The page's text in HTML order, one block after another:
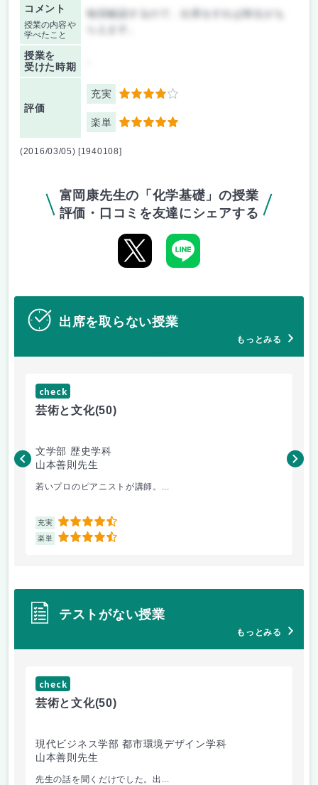
コメント
授業の内容や
学べたこと
毎回確認するので、出席をすれば単位がも
授業を
受けた時期
評価
充実 4
楽単 5
(2016/03/05) [1940108]
富岡康先生の「化学基礎」の授業
評価・口コミを友達にシェアする
出席を取らない授業
もっとみる
check
芸術と文化(50)
文学部 歴史学科
山本善則先生
若いプロのピアニストが講師。...
充実 4.5
楽単 4.5
山
テストがない授業
もっとみる
check
芸術と文化(50)
現代ビジネス学部 都市環境デザイン学科
山本善則先生
先生の話を聞くだけでした。出...